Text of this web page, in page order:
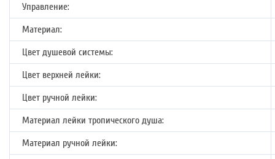
Управление:
Материал:
Цвет душевой системы:
Цвет верхней лейки:
Цвет ручной лейки:
Материал лейки тропического душа:
Материал ручной лейки: